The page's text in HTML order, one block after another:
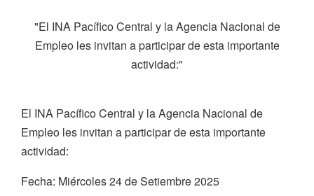
"El INA Pacífico Central y la Agencia Nacional de
Empleo les invitan a participar de esta importante
actividad:"
El INA Pacífico Central y la Agencia Nacional de
Empleo les invitan a participar de esta importante
actividad:
Fecha: Miércoles 24 de Setiembre 2025